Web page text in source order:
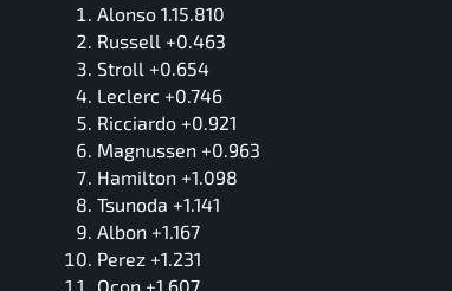
Alonso 1.15.810
Russell +0.463
Stroll +0.654
Leclerc +0.746
Ricciardo +0.921
Magnussen +0.963
Hamilton +1.098
Tsunoda +1.141
Albon +1.167
Perez +1.231
Ocon +1.607